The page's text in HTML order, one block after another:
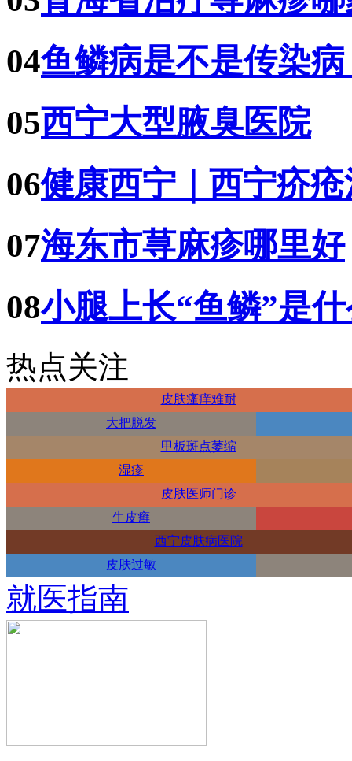
04鱼鳞病是不是传染
05西宁大型腋臭医院
06健康西宁｜西宁疥
07海东市荨麻疹哪里好
08小腿上长“鱼鳞”是
热点关注
皮肤瘙痒难耐
大把脱发
甲板斑点萎缩
湿疹
皮肤医师门诊
牛皮癣
西宁皮肤病医院
皮肤过敏
就医指南